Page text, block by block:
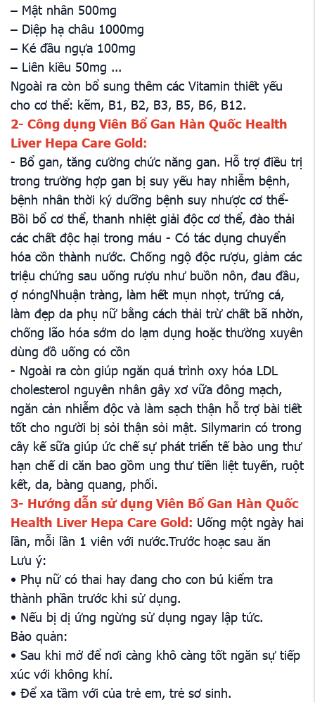
– Mật nhân 500mg
– Diệp hạ châu 1000mg
– Ké đầu ngựa 100mg
– Liên kiều 50mg ...
Ngoài ra còn bổ sung thêm các Vitamin thiết yếu
cho cơ thể: kẽm, B1, B2, B3, B5, B6, B12.
2- Công dụng Viên Bổ Gan Hàn Quốc Health
Liver Hepa Care Gold:
- Bổ gan, tăng cường chức năng gan. Hỗ trợ điều trị
trong trường hợp gan bị suy yếu hay nhiễm bệnh,
bệnh nhân thời ký dưỡng bệnh suy nhược cơ thể-
Bồi bổ cơ thể, thanh nhiệt giải độc cơ thể, đào thải
các chất độc hại trong máu - Có tác dụng chuyển
hóa cồn thành nước. Chống ngộ độc rượu, giảm các
triệu chứng sau uống rượu như buồn nôn, đau đầu,
ợ nóngNhuận tràng, làm hết mụn nhọt, trứng cá,
làm đẹp da phụ nữ bằng cách thải trừ chất bã nhờn,
chống lão hóa sớm do lạm dụng hoặc thường xuyên
dùng đồ uống có cồn
- Ngoài ra còn giúp ngăn quá trình oxy hóa LDL
cholesterol nguyên nhân gây xơ vữa đông mạch,
ngăn cản nhiễm độc và làm sạch thận hỗ trợ bài tiết
tốt cho người bị sỏi thận sỏi mật. Silymarin có trong
cây kế sữa giúp ức chế sự phát triển tế bào ung thư
hạn chế di căn bao gồm ung thư tiền liệt tuyến, ruột
kết, da, bàng quang, phổi.
3- Hướng dẫn sử dụng Viên Bổ Gan Hàn Quốc
Health Liver Hepa Care Gold: Uống một ngày hai
lần, mỗi lần 1 viên với nước.Trước hoạc sau ăn
Lưu ý:
• Phụ nữ có thai hay đang cho con bú kiểm tra
thành phần trước khi sử dụng.
• Nếu bị dị ứng ngừng sử dụng ngay lập tức.
Bảo quản:
• Sau khi mở để nơi càng khô càng tốt ngăn sự tiếp
xúc với không khí.
• Để xa tầm với của trẻ em, trẻ sơ sinh.